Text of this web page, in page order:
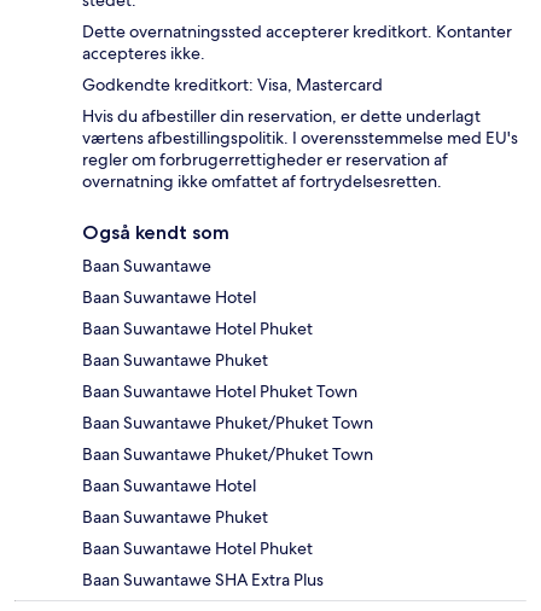
Dette overnatningssted accepterer kreditkort. Kontanter
accepteres ikke.
Godkendte kreditkort: Visa, Mastercard
Hvis du afbestiller din reservation, er dette underlagt
værtens afbestillingspolitik. I overensstemmelse med EU's
regler om forbrugerrettigheder er reservation af
overnatning ikke omfattet af fortrydelsesretten.
Også kendt som
Baan Suwantawe
Baan Suwantawe Hotel
Baan Suwantawe Hotel Phuket
Baan Suwantawe Phuket
Baan Suwantawe Hotel Phuket Town
Baan Suwantawe Phuket/Phuket Town
Baan Suwantawe Phuket/Phuket Town
Baan Suwantawe Hotel
Baan Suwantawe Phuket
Baan Suwantawe Hotel Phuket
Baan Suwantawe SHA Extra Plus